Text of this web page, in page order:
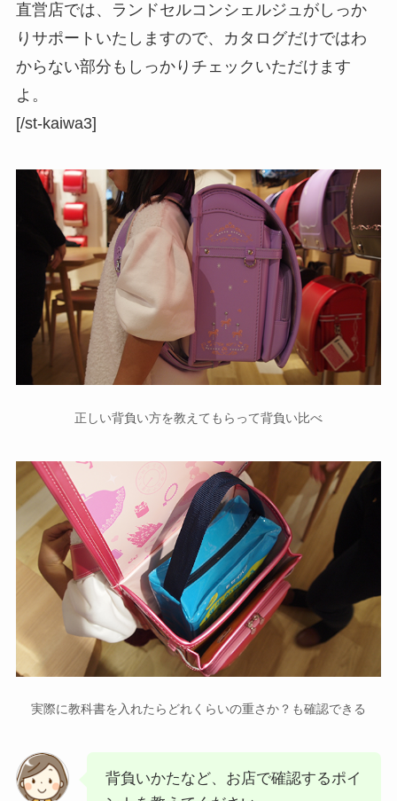
直営店では、ランドセルコンシェルジュがしっか
りサポートいたしますので、カタログだけではわ
からない部分もしっかりチェックいただけます
よ。
[/st-kaiwa3]
正しい背負い方を教えてもらって背負い比べ
実際に教科書を入れたらどれくらいの重さか？も確認できる
背負いかたなど、お店で確認するポイ